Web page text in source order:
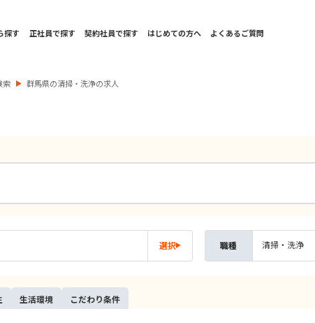
探す 正社員で探す 契約社員で探す はじめての方へ よくあるご質問
索 群馬県の清掃・洗浄の求人
選択 職種 清掃・洗浄
生活環境 こだわり条件